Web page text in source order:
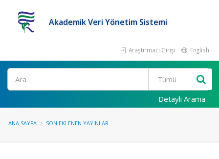
Akademik Veri Yönetim Sistemi
Araştırmacı Girişi English
Ara
Detaylı Arama
ANA SAYFA SON EKLENEN YAYINLAR